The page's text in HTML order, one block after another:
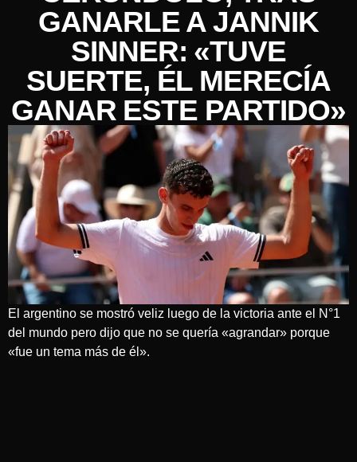
GANARLE A JANNIK
SINNER: «TUVE
SUERTE, ÉL MERECÍA
GANAR ESTE PARTIDO»
El argentino se mostró veliz luego de la victoria ante el N°1
del mundo pero dijo que no se quería «agrandar» porque
«fue un tema más de él».